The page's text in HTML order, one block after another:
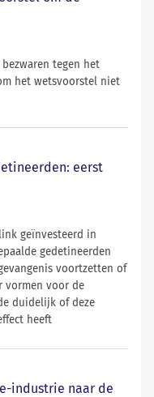
tegen het
het wetsvoorstel niet
eerst
geïnvesteerd in
gedetineerden
voortzetten of
vormen voor de
duidelijk of deze
heeft
industrie naar de